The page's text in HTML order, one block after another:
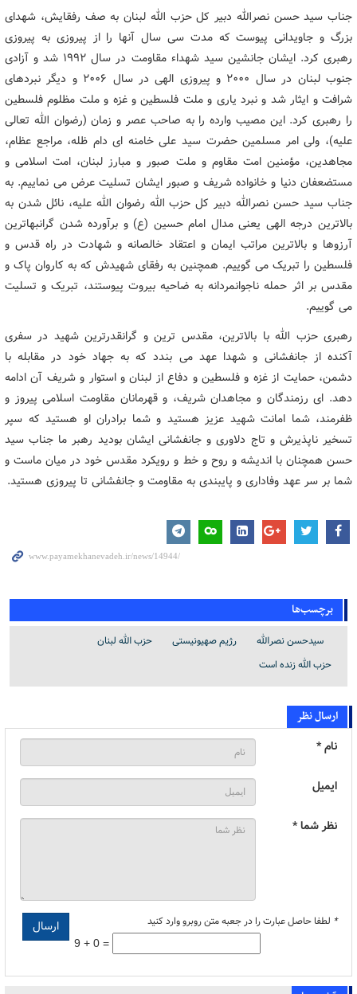
جناب سید حسن نصرالله دبیر کل حزب الله لبنان به صف رفقایش، شهدای
بزرگ و جاویدانی پیوست که مدت سی سال آنها را از پیروزی به پیروزی
رهبری کرد. ایشان جانشین سید شهداء مقاومت در سال ۱۹۹۲ شد و آزادی
جنوب لبنان در سال ۲۰۰۰ و پیروزی الهی در سال ۲۰۰۶ و دیگر نبردهای
شرافت و ایثار شد و نبرد یاری و ملت فلسطین و غزه و ملت مظلوم فلسطین
را رهبری کرد. این مصیب وارده را به صاحب عصر و زمان (رضوان الله تعالی
علیه)، ولی امر مسلمین حضرت سید علی خامنه ای دام ظله، مراجع عظام،
مجاهدین، مؤمنین امت مقاوم و ملت صبور و مبارز لبنان، امت اسلامی و
مستضعفان دنیا و خانواده شریف و صبور ایشان تسلیت عرض می نماییم. به
جناب سید حسن نصرالله دبیر کل حزب الله رضوان الله علیه، نائل شدن به
بالاترین درجه الهی یعنی مدال امام حسین (ع) و برآورده شدن گرانبهاترین
آرزوها و بالاترین مراتب ایمان و اعتقاد خالصانه و شهادت در راه قدس و
فلسطین را تبریک می گوییم. همچنین به رفقای شهیدش که به کاروان پاک و
مقدس بر اثر حمله ناجوانمردانه به ضاحیه بیروت پیوستند، تبریک و تسلیت
می گوییم.
رهبری حزب الله با بالاترین، مقدس ترین و گرانقدرترین شهید در سفری
آکنده از جانفشانی و شهدا عهد می بندد که به جهاد خود در مقابله با
دشمن، حمایت از غزه و فلسطین و دفاع از لبنان و استوار و شریف آن ادامه
دهد. ای رزمندگان و مجاهدان شریف، و قهرمانان مقاومت اسلامی پیروز و
ظفرمند، شما امانت شهید عزیز هستید و شما برادران او هستید که سپر
تسخیر ناپذیرش و تاج دلاوری و جانفشانی ایشان بودید رهبر ما جناب سید
حسن همچنان با اندیشه و روح و خط و رویکرد مقدس خود در میان ماست و
شما بر سر عهد وفاداری و پایبندی به مقاومت و جانفشانی تا پیروزی هستید.
برچسب‌ها
سیدحسن نصرالله رژیم صهیونیستی
حزب الله لبنان
حزب الله زنده است
ارسال نظر
نام *
ایمیل
نظر شما *
* لطفا حاصل عبارت را در جعبه متن روبرو وارد کنید
9 + 0 =